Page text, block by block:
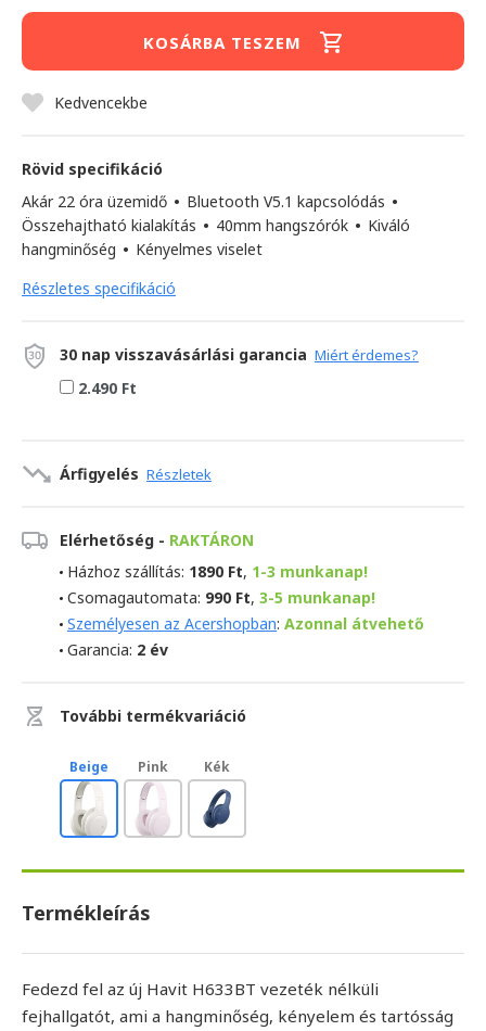
KOSÁRBA TESZEM
Kedvencekbe
Rövid specifikáció
Akár 22 óra üzemidő • Bluetooth V5.1 kapcsolódás •
Összehajtható kialakítás • 40mm hangszórók • Kiváló
hangminőség • Kényelmes viselet
Részletes specifikáció
30 nap visszavásárlási garancia Miért érdemes?
2.490 Ft
Árfigyelés Részletek
Elérhetőség - RAKTÁRON
Házhoz szállítás: 1890 Ft, 1-3 munkanap!
Csomagautomata: 990 Ft, 3-5 munkanap!
Személyesen az Acershopban: Azonnal átvehető
Garancia: 2 év
További termékvariáció
Beige Pink Kék
Termékleírás
Fedezd fel az új Havit H633BT vezeték nélküli
fejhallgatót, ami a hangminőség, kényelem és tartósság